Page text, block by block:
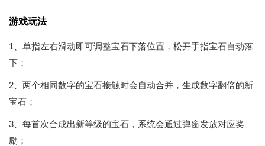
游戏玩法
1、单指左右滑动即可调整宝石下落位置，松开手指宝石自动落
下；
2、两个相同数字的宝石接触时会自动合并，生成数字翻倍的新
宝石；
3、每首次合成出新等级的宝石，系统会通过弹窗发放对应奖
励；